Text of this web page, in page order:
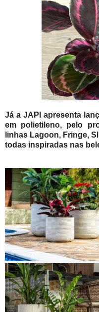
Já a JAPI apresenta
em polietileno, pelo
linhas Lagoon, Fringe,
todas inspiradas nas